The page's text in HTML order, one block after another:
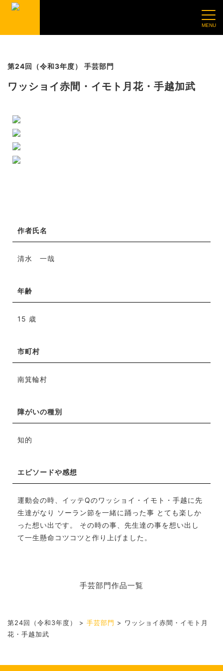
第24回（令和3年度） 手芸部門
ワッショイ赤間・イモト月花・手越加武
作者氏名
清水 一哉
年齢
15 歳
市町村
南箕輪村
障がいの種別
知的
エピソードや感想
運動会の時、イッテQのワッショイ・イモト・手越に先
生達がなり ソーラン節を一緒に踊った事 とても楽しか
った想い出です。 その時の事、先生達の事を想い出し
て一生懸命コツコツと作り上げました。
手芸部門作品一覧
第24回（令和3年度） > 手芸部門 > ワッショイ赤間・イモト月
花・手越加武